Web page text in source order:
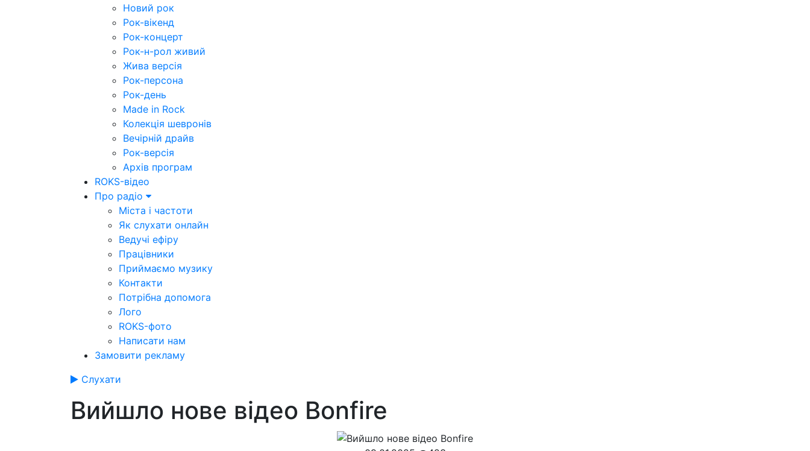
Новий рок
Рок-вікенд
Рок-концерт
Рок-н-рол живий
Жива версія
Рок-персона
Рок-день
Made in Rock
Колекція шевронів
Вечірній драйв
Рок-версія
Архів програм
ROKS-відео
Про радіо
Міста і частоти
Як слухати онлайн
Ведучі ефіру
Працівники
Приймаємо музику
Контакти
Потрібна допомога
Лого
ROKS-фото
Написати нам
Замовити рекламу
Слухати
Вийшло нове відео Bonfire